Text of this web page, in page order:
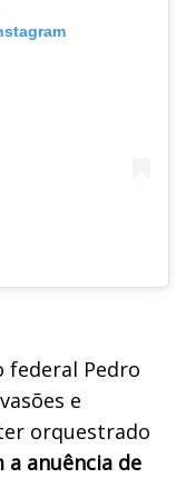
federal Pedro
e
orquestrado
a anuência de